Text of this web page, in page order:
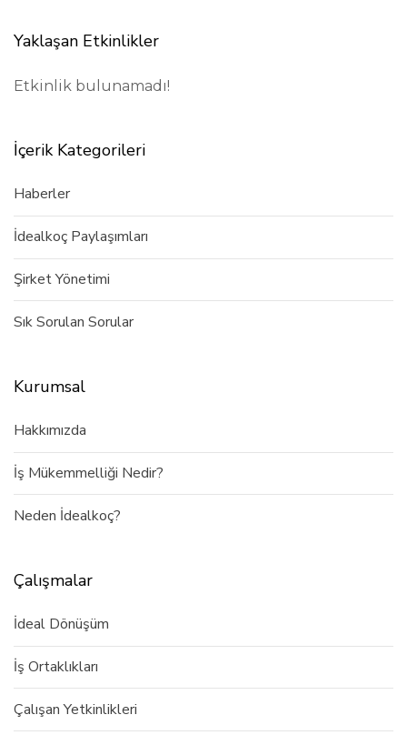
Yaklaşan Etkinlikler
Etkinlik bulunamadı!
İçerik Kategorileri
Haberler
İdealkoç Paylaşımları
Şirket Yönetimi
Sık Sorulan Sorular
Kurumsal
Hakkımızda
İş Mükemmelliği Nedir?
Neden İdealkoç?
Çalışmalar
İdeal Dönüşüm
İş Ortaklıkları
Çalışan Yetkinlikleri